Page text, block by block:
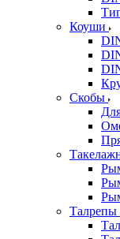
Коуши
Скобы
Талрепы